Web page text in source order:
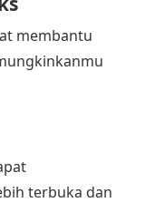
membantu
terbuka dan